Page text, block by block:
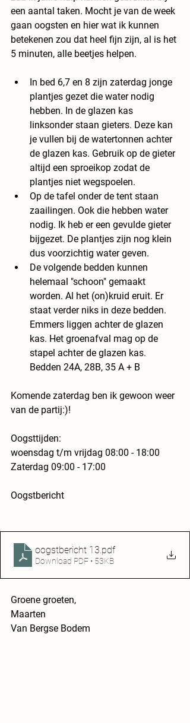
een aantal taken. Mocht je van de week
gaan oogsten en hier wat ik kunnen
betekenen zou dat heel fijn zijn, al is het
5 minuten, alle beetjes helpen.
In bed 6,7 en 8 zijn zaterdag jonge
plantjes gezet die water nodig
hebben. In de glazen kas
linksonder staan gieters. Deze kan
je vullen bij de watertonnen achter
de glazen kas. Gebruik op de gieter
altijd een sproeikop zodat de
plantjes niet wegspoelen.
Op de tafel onder de tent staan
zaailingen. Ook die hebben water
nodig. Ik heb er een gevulde gieter
bijgezet. De plantjes zijn nog klein
dus voorzichtig water geven.
De volgende bedden kunnen
helemaal "schoon" gemaakt
worden. Al het (on)kruid eruit. Er
staat verder niks in deze bedden.
Emmers liggen achter de glazen
kas. Het groenafval mag op de
stapel achter de glazen kas.
Bedden 24A, 28B, 35 A + B
Komende zaterdag ben ik gewoon weer
van de partij:)!
Oogsttijden:
woensdag t/m vrijdag 08:00 - 18:00
Zaterdag 09:00 - 17:00
Oogstbericht
oogstbericht 13 .pdf
Download PDF • 53KB
Groene groeten,
Maarten
Van Bergse Bodem